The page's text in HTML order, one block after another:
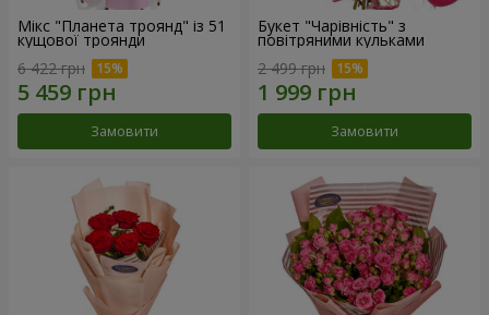
Мікс "Планета троянд" із 51
кущової троянди
6 422 грн
Замовити
Букет "Чарівність" з
повітряними кульками
2 499 грн
Замовити